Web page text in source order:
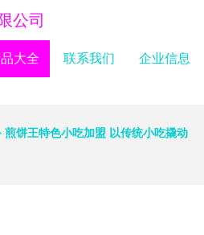
公司
大全 联系我们 企业信息
煎饼王特色小吃加盟 以传统小吃撬动